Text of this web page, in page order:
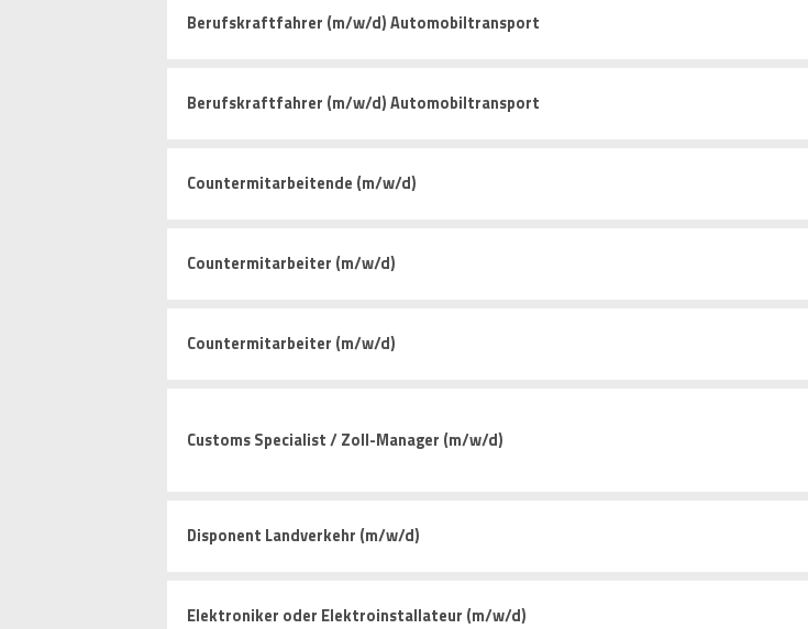
Berufskraftfahrer (m/w/d) Automobiltransport
Berufskraftfahrer (m/w/d) Automobiltransport
Countermitarbeitende (m/w/d)
Countermitarbeiter (m/w/d)
Countermitarbeiter (m/w/d)
Customs Specialist / Zoll-Manager (m/w/d)
Disponent Landverkehr (m/w/d)
Elektroniker oder Elektroinstallateur (m/w/d)